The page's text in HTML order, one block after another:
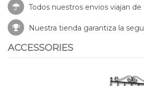
Todos nuestros envios viajan
Nuestra tienda garantiza la
ACCESSORIES